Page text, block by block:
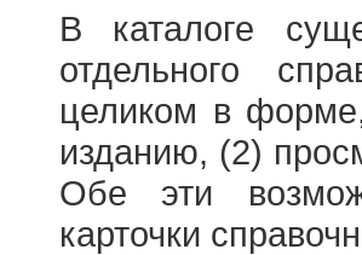
В каталоге
отдельного
целиком в
изданию, (2)
Обе эти
карточки